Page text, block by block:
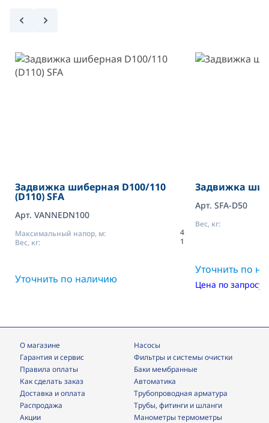
Задвижка шиберная D100/110
(D110) SFA
Арт. VANNEDN100
Максимальный напор, м:
4
Вес, кг:
1
Уточнить по наличию
Задвижка
Арт. SFA-D50
Вес, кг:
Уточнить по
Цена по запросу
О магазине
Гарантия и сервис
Правила оплаты
Как сделать заказ
Доставка и оплата
Распродажа
Акции
Насосы
фильтры и системы очистки
Баки мембранные
Автоматика
трубопроводная арматура
трубы, фитинги и шланги
манометры термометры